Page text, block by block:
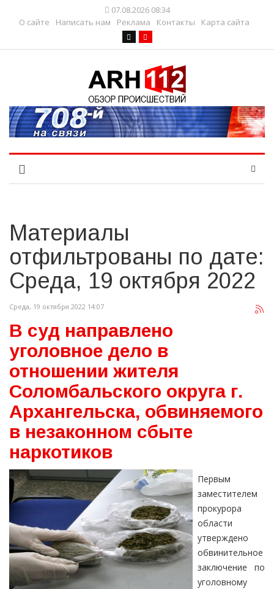
07.08.2026 08:34
О сайте
Написать нам Реклама Контакты Карта сайта
Материалы
отфильтрованы по дате:
Среда, 19 октября 2022
Среда, 19 октября 2022 14:07
В суд направлено
уголовное дело в
отношении жителя
Соломбальского округа г.
Архангельска, обвиняемого
в незаконном сбыте
наркотиков
Первым
заместителем
прокурора
области
утверждено
обвинительное
заключение по
уголовному